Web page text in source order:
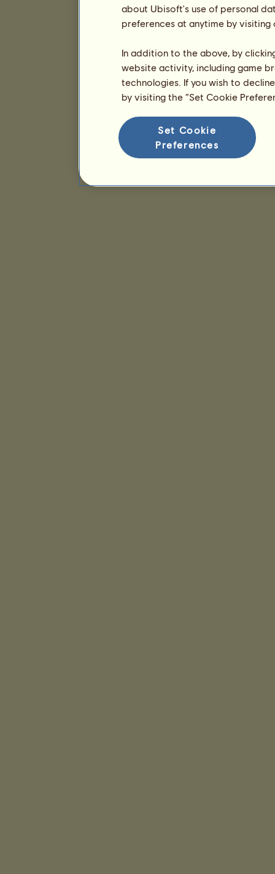
about Ubisoft's use of personal
preferences at anytime by
In addition to the above, by
website activity, including game
technologies. If you wish to
by visiting the “Set Cookie
Set Cookie
Preferences